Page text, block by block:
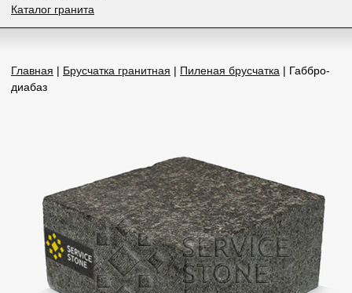
Каталог гранита
Главная | Брусчатка гранитная | Пиленая брусчатка | Габбро-
диабаз